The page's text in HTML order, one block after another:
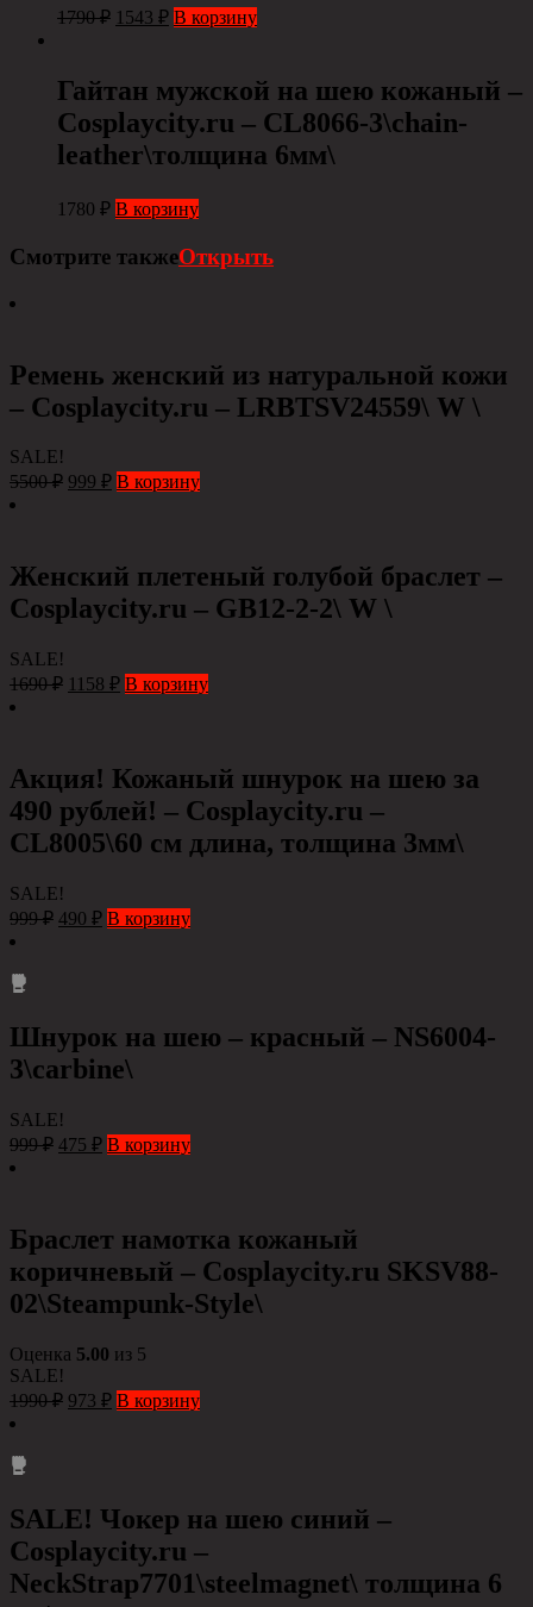
1790₽ 1543 ₽ В корзину
Гайтан мужской на шею кожаный –
Сosplaycity.ru – CL8066-3\chain-
leather\толщина 6мм\
1780 ₽ В корзину
Смотрите такжеОткрыть
Ремень женский из натуральной кожи
– Сosplaycity.ru – LRBTSV24559\ W \
SALE!
5500₽ 999 ₽ В корзину
Женский плетеный голубой браслет –
Cosplaycity.ru – GB12-2-2\ W \
SALE!
1690₽ 1158 ₽ В корзину
Акция! Кожаный шнурок на шею за
490 рублей! – Cosplaycity.ru –
CL8005\60 см длина, толщина 3мм\
SALE!
999₽ 490 ₽ В корзину
Шнурок на шею – красный – NS6004-
3\carbine\
SALE!
999₽ 475 ₽ В корзину
Браслет намотка кожаный
коричневый – Сosplaycity.ru SKSV88-
02\Steampunk-Style\
Оценка 5.00 из 5
SALE!
1990₽ 973 ₽ В корзину
SALE! Чокер на шею синий –
Cosplaycity.ru –
NeckStrap7701\steelmagnet\ толщина 6